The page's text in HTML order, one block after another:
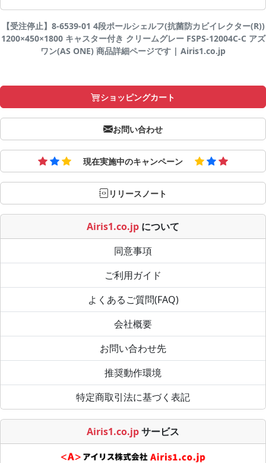
【受注停止】8-6539-01 4段ポールシェルフ(抗菌防カビイレクター(R))
1200×450×1800 キャスター付き クリームグレー FSPS-12004C-C アズ
ワン(AS ONE) 商品詳細ページです | Airis1.co.jp
ショッピングカート
お問い合わせ
現在実施中のキャンペーン
リリースノート
Airis1.co.jp について
同意事項
ご利用ガイド
よくあるご質問(FAQ)
会社概要
お問い合わせ先
推奨動作環境
特定商取引法に基づく表記
Airis1.co.jpサービス